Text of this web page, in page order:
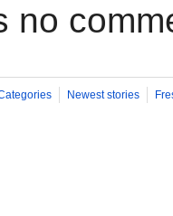
no
Newest stories